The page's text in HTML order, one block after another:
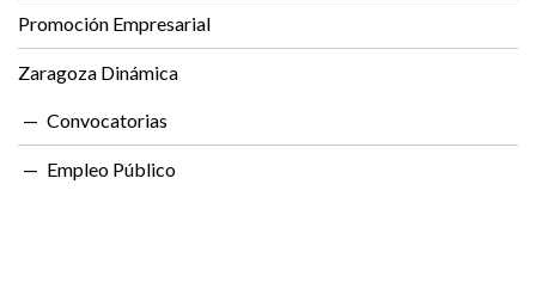
Promoción Empresarial
Zaragoza Dinámica
Convocatorias
Empleo Público